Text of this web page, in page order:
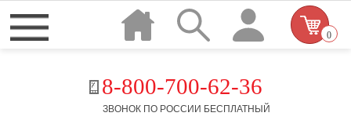
8-800-700-62-36
ЗВОНОК ПО РОССИИ БЕСПЛАТНЫЙ
0